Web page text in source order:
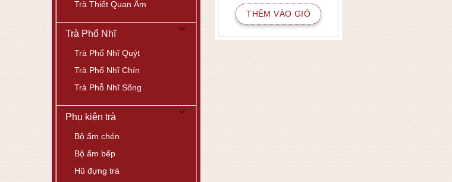
Trà Thiết Quan Âm
Trà Phổ Nhĩ
Trà Phổ Nhĩ Quýt
Trà Phổ Nhĩ Chín
Trà Phỗ Nhĩ Sống
Phụ kiện trà
Bộ ấm chén
Bộ ấm bếp
Hũ đựng trà
THÊM VÀO GIỎ